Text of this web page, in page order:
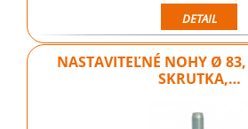
DETAIL
NASTAVITEĽNÉ NOHY Ø
SKRUTKA,…